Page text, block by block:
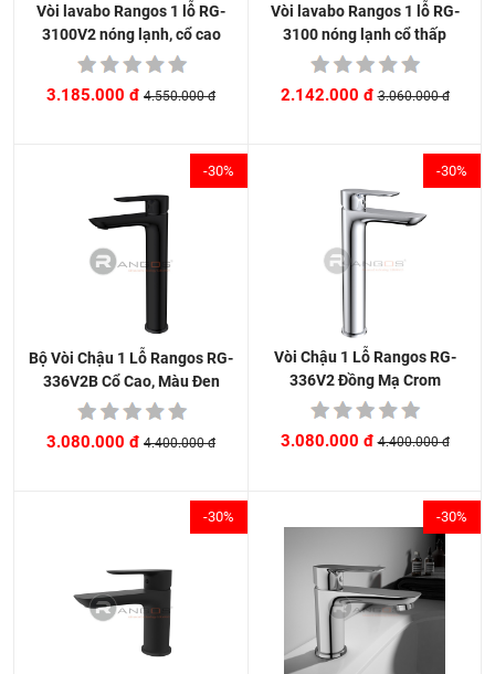
Vòi lavabo Rangos 1 lỗ RG-
3100V2 nóng lạnh, cổ cao
3.185.000 đ 4.550.000 đ
Vòi lavabo Rangos 1 lỗ RG-
3100 nóng lạnh cổ thấp
2.142.000 đ 3.060.000 đ
-30%
Bộ Vòi Chậu 1 Lỗ Rangos RG-
336V2B Cổ Cao, Màu Đen
3.080.000 đ 4.400.000 đ
-30%
Vòi Chậu 1 Lỗ Rangos RG-
336V2 Đồng Mạ Crom
3.080.000 đ 4.400.000 đ
-30% -30%